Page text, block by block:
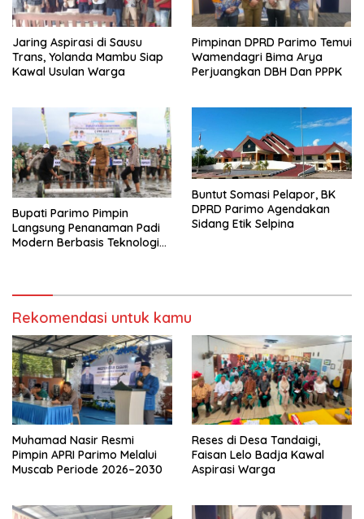
Jaring Aspirasi di Sausu
Trans, Yolanda Mambu Siap
Kawal Usulan Warga
Pimpinan DPRD Parimo Temui
Wamendagri Bima Arya
Perjuangkan DBH Dan PPPK
Bupati Parimo Pimpin
Langsung Penanaman Padi
Modern Berbasis Teknologi
Buntut Somasi Pelapor, BK
DPRD Parimo Agendakan
Sidang Etik Selpina
Rekomendasi untuk kamu
Muhamad Nasir Resmi
Pimpin APRI Parimo Melalui
Muscab Periode 2026–2030
Reses di Desa Tandaigi,
Faisan Lelo Badja Kawal
Aspirasi Warga